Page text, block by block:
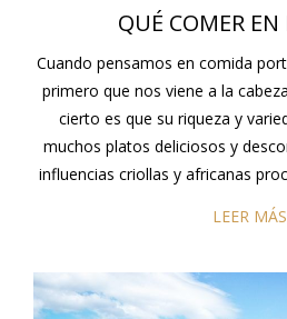
QUÉ COMER
Cuando pensamos en comida
primero que nos viene a la
cierto es que su riqueza y
muchos platos deliciosos y
influencias criollas y africanas
LEER MÁS